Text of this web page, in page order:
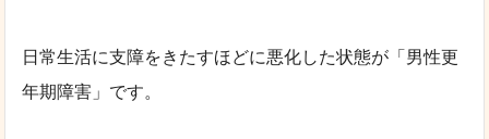
日常生活に支障をきたすほどに悪化した状態が「男性更
年期障害」です。